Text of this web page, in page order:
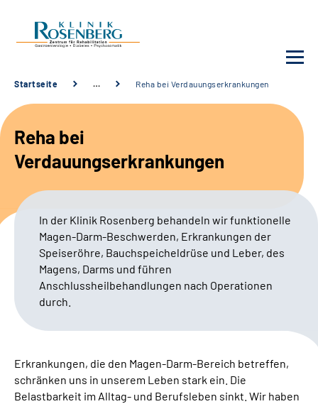
Unsere Klinik
Unsere Angebote
Karriere
Sozialdienste & Zuweisende
Suche
Gebärdensprache
Startseite … Reha bei Verdauungserkrankungen
Reha bei
Verdauungserkrankungen
In der Klinik Rosenberg behandeln wir funktionelle
Magen-Darm-Beschwerden, Erkrankungen der
Speiseröhre, Bauchspeicheldrüse und Leber, des
Magens, Darms und führen
Anschlussheilbehandlungen nach Operationen
durch.
Erkrankungen, die den Magen-Darm-Bereich betreffen,
schränken uns in unserem Leben stark ein. Die
Belastbarkeit im Alltag- und Berufsleben sinkt. Wir haben